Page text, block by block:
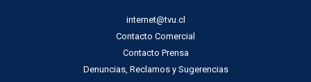
internet@tvu.cl
Contacto Comercial
Contacto Prensa
Denuncias, Reclamos y Sugerencias